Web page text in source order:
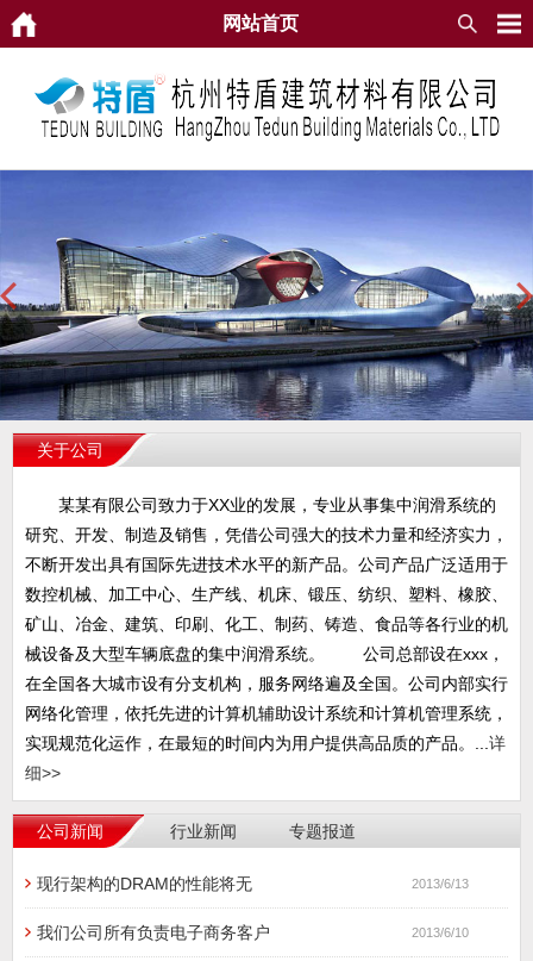
网站首页
关于公司
某某有限公司致力于XX业的发展，专业从事集中润滑系统的
研究、开发、制造及销售，凭借公司强大的技术力量和经济实力，
不断开发出具有国际先进技术水平的新产品。公司产品广泛适用于
数控机械、加工中心、生产线、机床、锻压、纺织、塑料、橡胶、
矿山、冶金、建筑、印刷、化工、制药、铸造、食品等各行业的机
械设备及大型车辆底盘的集中润滑系统。 公司总部设在xxx，
在全国各大城市设有分支机构，服务网络遍及全国。公司内部实行
网络化管理，依托先进的计算机辅助设计系统和计算机管理系统，
实现规范化运作，在最短的时间内为用户提供高品质的产品。... 详
细>>
公司新闻 行业新闻 专题报道
现行架构的DRAM的性能将无 2013/6/13
我们公司所有负责电子商务客户 2013/6/10